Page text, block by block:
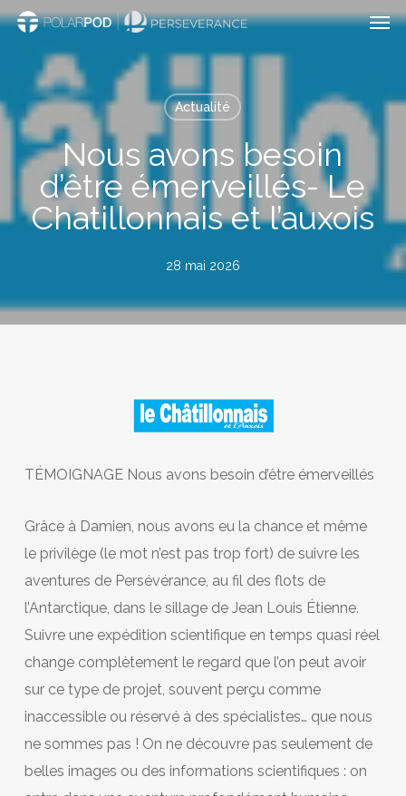
Passer
contenu
principal
Actualité
Nous avons besoin
d’être émerveillés- Le
Chatillonnais et l’auxois
28 mai 2026
TÉMOIGNAGE Nous avons besoin d’être émerveillés
Grâce à Damien, nous avons eu la chance et même
le privilège (le mot n’est pas trop fort) de suivre les
aventures de Persévérance, au fil des flots de
l’Antarctique, dans le sillage de Jean Louis Étienne.
Suivre une expédition scientifique en temps quasi réel
change complètement le regard que l’on peut avoir
sur ce type de projet, souvent perçu comme
inaccessible ou réservé à des spécialistes… que nous
ne sommes pas ! On ne découvre pas seulement de
belles images ou des informations scientifiques : on